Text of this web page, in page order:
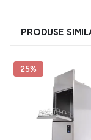
PRODUSE
25%